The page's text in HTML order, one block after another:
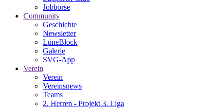
Jobbörse
Community
Geschichte
Newsletter
LüneBlock
Galerie
SVG-App
Verein
Verein
Vereinsnews
Teams
2. Herren - Projekt 3. Liga